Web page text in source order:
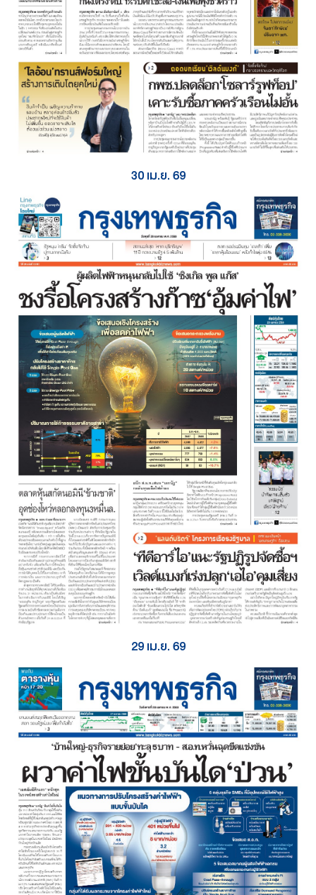
30 เม.ย. 69
29 เม.ย. 69